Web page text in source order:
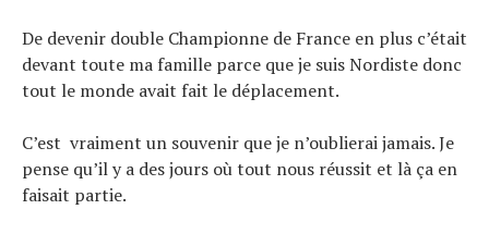
De devenir double Championne de France en plus c’était
devant toute ma famille parce que je suis Nordiste donc
tout le monde avait fait le déplacement.
C’est vraiment un souvenir que je n’oublierai jamais. Je
pense qu’il y a des jours où tout nous réussit et là ça en
faisait partie.